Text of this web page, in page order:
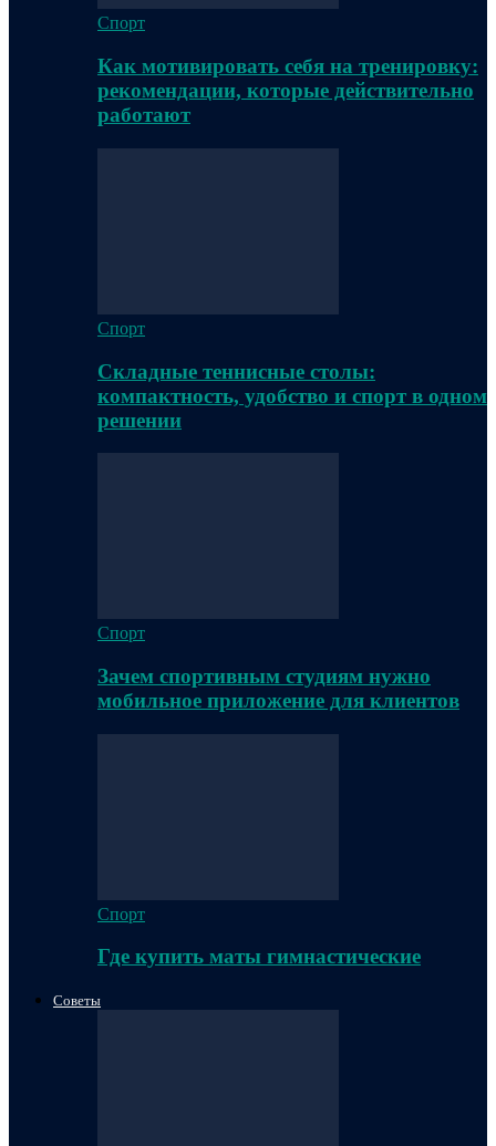
Спорт
Как мотивировать себя на тренировку:
рекомендации, которые действительно
работают
Спорт
Складные теннисные столы:
компактность, удобство и спорт в одном
решении
Спорт
Зачем спортивным студиям нужно
мобильное приложение для клиентов
Спорт
Где купить маты гимнастические
Советы